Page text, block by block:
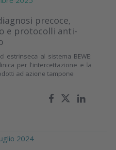
precoce,
e protocolli anti-
estrinseca al sistema BEWE:
per l'intercettazione e la
ad azione tampone
2024